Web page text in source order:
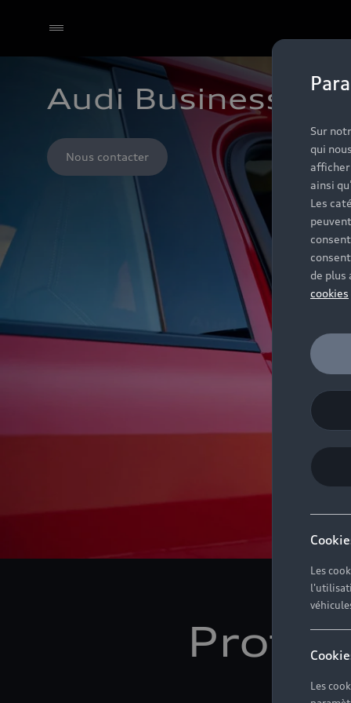
Sur
qui
ainsi
Les
de plus
cookies
Les
Les
Audi Business
Nous contacter